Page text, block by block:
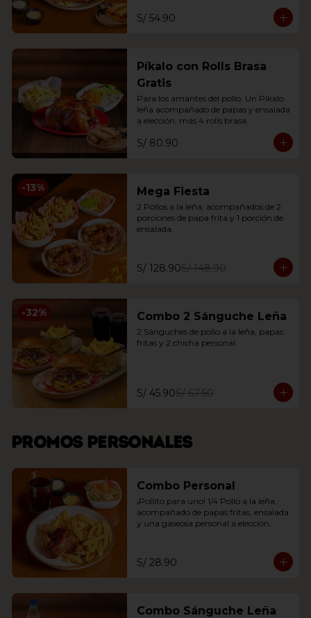
S/ 54.90
Píkalo con Rolls Brasa
Gratis
Para los amantes del pollo. Un Píkalo
leña acompañado de papas y ensalada
a elección, más 4 rolls brasa.
S/ 80.90
-13% Mega Fiesta
2 Pollos a la leña, acompañados de 2
porciones de papa frita y 1 porción de
ensalada.
S/ 128.90S/ 148.90
-32% Combo 2 Sánguche Leña
2 Sánguches de pollo a la leña, papas
fritas y 2 chicha personal.
S/ 45.90S/ 67.60
Promos personales
Combo Personal
¡Pollito para uno! 1/4 Pollo a la leña,
acompañado de papas fritas, ensalada
y una gaseosa personal a elección.
S/ 28.90
Combo Sánguche Leña